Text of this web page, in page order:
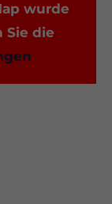
wurde
Sie die